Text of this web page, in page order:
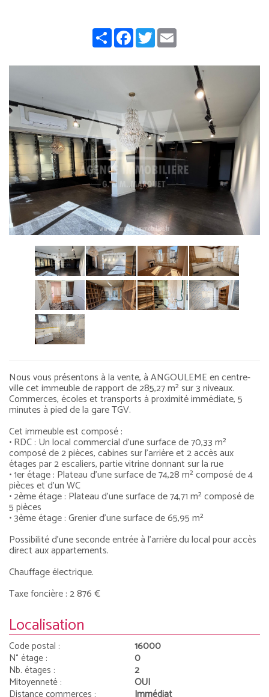
ShareFacebook
Twitter
Nous vous présentons à la vente, à ANGOULEME en centre-
ville cet immeuble de rapport de 285,27 m² sur 3 niveaux.
Commerces, écoles et transports à proximité immédiate, 5
minutes à pied de la gare TGV.
Cet immeuble est composé :
• RDC : Un local commercial d’une surface de 70,33 m²
composé de 2 pièces, cabines sur l’arrière et 2 accès aux
étages par 2 escaliers, partie vitrine donnant sur la rue
• 1er étage : Plateau d’une surface de 74,28 m² composé de 4
pièces et d'un WC
• 2ème étage : Plateau d'une surface de 74,71 m² composé de
5 pièces
• 3ème étage : Grenier d'une surface de 65,95 m²
Possibilité d'une seconde entrée à l'arrière du local pour accès
direct aux appartements.
Chauffage électrique.
Taxe foncière : 2 876 €
Localisation
Code postal :
16000
N° étage :
0
Nb. étages :
2
Mitoyenneté :
OUI